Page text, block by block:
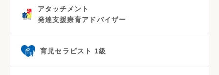
アタッチメント
発達支援療育アドバイザー
育児セラピスト 1級